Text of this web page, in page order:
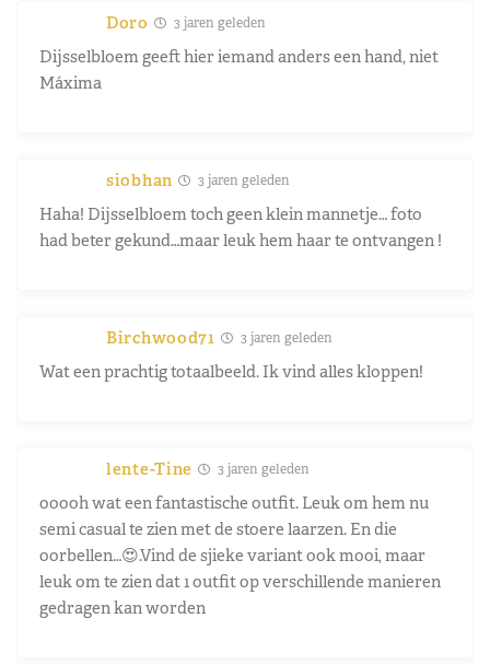
Doro 3 jaren geleden
Dijsselbloem geeft hier iemand anders een hand, niet
Máxima
siobhan 3 jaren geleden
Haha! Dijsselbloem toch geen klein mannetje… foto
had beter gekund…maar leuk hem haar te ontvangen !
Birchwood71 3 jaren geleden
Wat een prachtig totaalbeeld. Ik vind alles kloppen!
lente-Tine 3 jaren geleden
ooooh wat een fantastische outfit. Leuk om hem nu
semi casual te zien met de stoere laarzen. En die
oorbellen…😍.Vind de sjieke variant ook mooi, maar
leuk om te zien dat 1 outfit op verschillende manieren
gedragen kan worden